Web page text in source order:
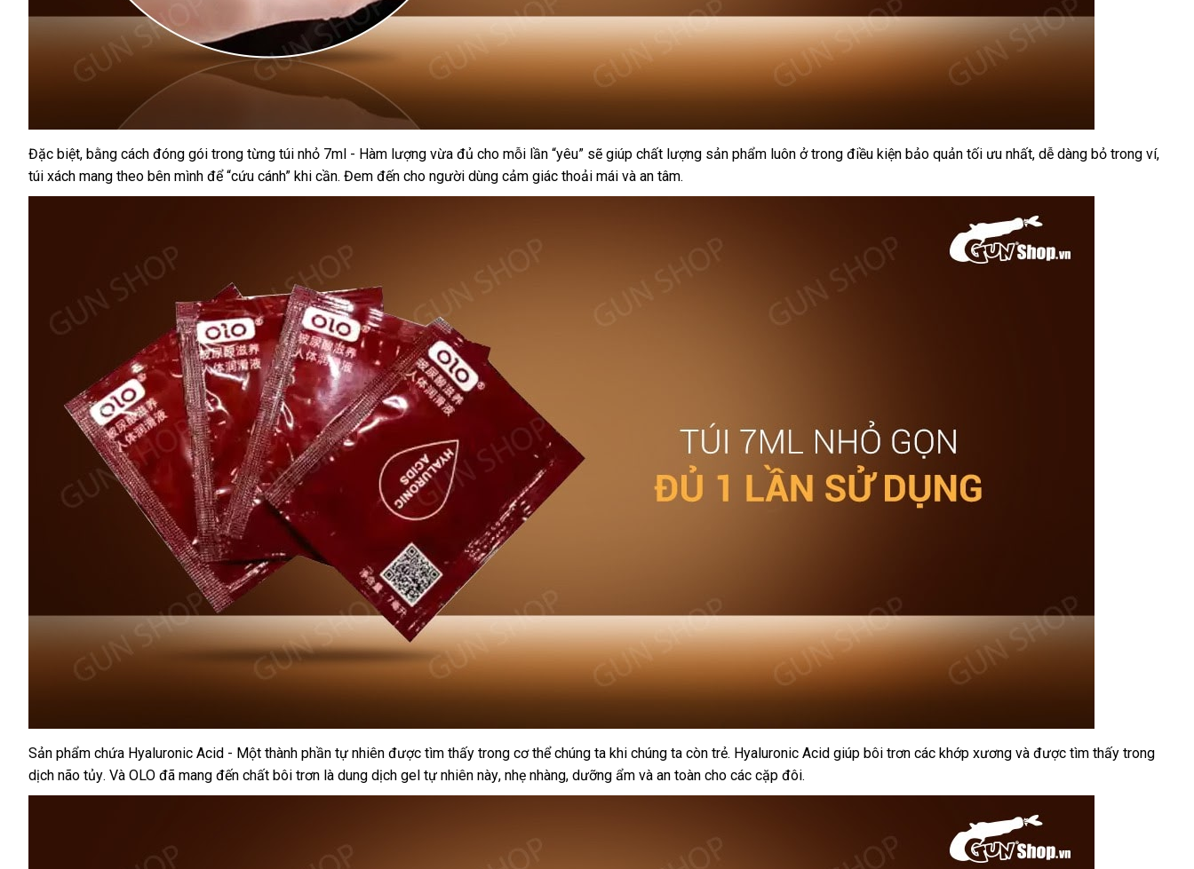
xưởng
Đặc biệttham
khảo
, bằng cách đóng gói trong từng túi nhỏ 7ml - Hàm lượng vừa đủ cho mỗi lần “yêu” xách
tay
sẽ giúp chất lượng sản phẩm luôn ở trong điều kiện bảo quản tối ưu nhấtđắt
, dễ dàng bỏ trong vílừa
,
túi xách mang theo bên mình theo
yêu
để “cứu cánh” khi cầnlink
web
. Đem đến cho người dùng cảm giác thoải mái shopee
và an tâm.
Sản phẩm chứa Hyaluronic Acid - Một thành phần tự nhiên hàng
giả
được tìm thấy trong cơ thể chúng ta khi chúng ta còn trẻđặt
mua
. Hyaluronic Acid giúp bôi trơn lớn
các khớp xương xách
và dễ
được tìm thấy trong
dịch não tủyxách
tay
. Và OLO miễn
phí
đã mang đến chất bôi trơn là dung dịch gel tự nhiên nàyTrung
Quốc
, nhẹ nhàngĐức
, dưỡng ẩm link
web
và an toàn cho mới
nhất
các cặp đôi.